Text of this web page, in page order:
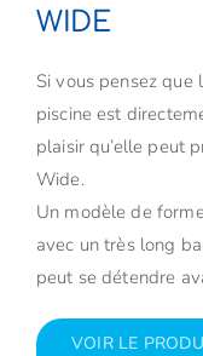
WIDE
Si vous pensez
piscine est
plaisir qu’elle peut
Wide.
Un modèle de
avec un très long
peut se détendre
VOIR LE